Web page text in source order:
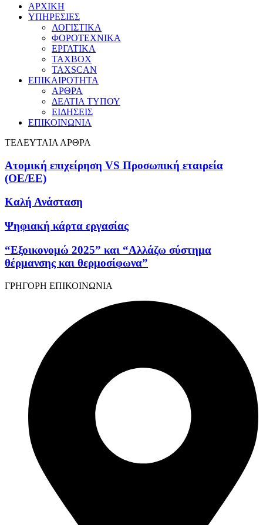
ΑΡΧΙΚΗ
ΥΠΗΡΕΣΙΕΣ
ΛΟΓΙΣΤΙΚΑ
ΦΟΡΟΤΕΧΝΙΚΑ
ΕΡΓΑΤΙΚΑ
TAXBOX
TAXSCAN
ΕΠΙΚΑΙΡΟΤΗΤΑ
ΑΡΘΡΑ
ΔΕΛΤΙΑ ΤΥΠΟΥ
ΕΙΔΗΣΕΙΣ
ΕΠΙΚΟΙΝΩΝΙΑ
ΤΕΛΕΥΤΑΙΑ ΑΡΘΡΑ
Ατομική επιχείρηση VS Προσωπική εταιρεία
(OE/EE)
Καλή Ανάσταση
Ψηφιακή κάρτα εργασίας
“Εξοικονομώ 2025” και “Αλλάζω σύστημα
θέρμανσης και θερμοσίφωνα”
ΓΡΗΓΟΡΗ ΕΠΙΚΟΙΝΩΝΙΑ